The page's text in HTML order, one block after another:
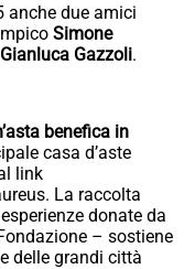
anche due amici
Simone
Gianluca Gazzoli.
benefica in
casa d’aste
link
La raccolta
donate da
– sostiene
delle grandi città